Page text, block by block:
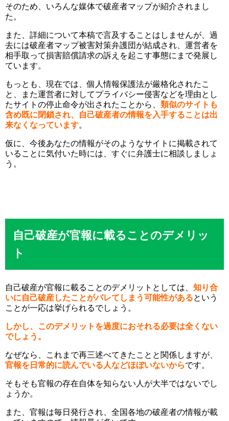
そのため、いろんな媒体で破産者マップが紹介されまし
た。
また、詳細について本稿で言及することはしませんが、過
去には破産者マップ被害対策弁護団が結成され、運営者を
相手取って損害賠償請求の訴えを起こす事態にまで発展し
ています。
もっとも、現在では、個人情報保護法が厳格化されたこ
と、また運営者に対してプライバシー侵害などを理由とし
たサイトの停止命令が出されたことから、 類似のサイトも
含め既に閉鎖され、自己破産者の情報を入手することは出
来なくなっています。
仮に、今後あなたの情報がそのようなサイトに掲載されて
いることに気付いた時には、すぐに弁護士に相談しましょ
う。
自己破産が官報に載ることのデメリッ
ト
自己破産が官報に載ることのデメリットとしては、 知り合
いに自己破産したことがバレてしまう可能性があるという
ことが一応は挙げられるでしょう。
しかし、このデメリットを過度におそれる必要は全くない
でしょう。
なぜなら、これまで再三述べてきたことと関係しますが、
官報を日常的に読んでいる人などほぼいないからです。
そもそも官報の存在自体を知らない人が大半ではないでし
ょうか。
また、官報は毎日発行され、全国各地の破産者の情報が載